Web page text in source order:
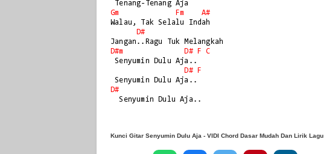
Gm
Fm
A#
Walau, Tak Selalu Indah
D#
D#m
D# F
C
Senyumin Dulu Aja..
D#
F
D#
  Senyumin Dulu Aja..
Kunci Gitar Senyumin Dulu Aja - VIDI Chord Dasar Mudah Dan Lirik Lagu